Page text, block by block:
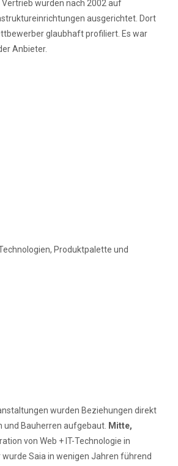
wurden nach 2002 auf
ausgerichtet. Dort
glaubhaft profiliert. Es war
Anbieter.
Produktpalette und
wurden Beziehungen direkt
und Bauherren aufgebaut. Mitte,
von Web + IT-Technologie in
Saia in wenigen Jahren führend